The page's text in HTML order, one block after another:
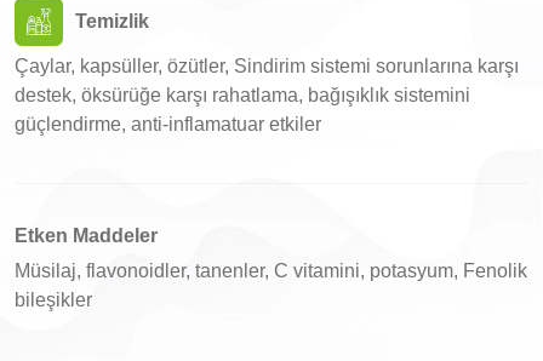
Temizlik
Çaylar, kapsüller, özütler, Sindirim sistemi sorunlarına karşı
destek, öksürüğe karşı rahatlama, bağışıklık sistemini
güçlendirme, anti-inflamatuar etkiler
Etken Maddeler
Müsilaj, flavonoidler, tanenler, C vitamini, potasyum, Fenolik
bileşikler